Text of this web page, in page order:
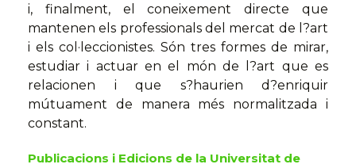
i, finalment, el coneixement directe que
mantenen els professionals del mercat de l?art
i els col·leccionistes. Són tres formes de mirar,
estudiar i actuar en el món de l?art que es
relacionen i que s?haurien d?enriquir
mútuament de manera més normalitzada i
constant.
Publicacions i Edicions de la Universitat de